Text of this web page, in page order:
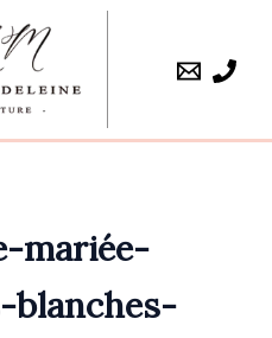
mariée-
blanches-